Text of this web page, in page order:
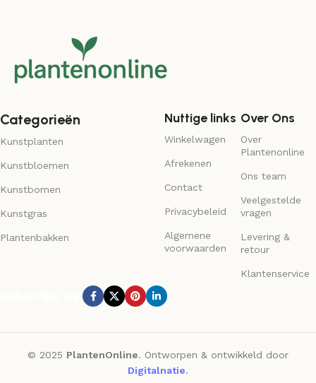
Categorieën
Kunstplanten
Kunstbloemen
Kunstbomen
Kunstgras
Plantenbakken
Nuttige links
Winkelwagen
Afrekenen
Contact
Privacybeleid
Algemene
voorwaarden
Over Ons
Over
Plantenonline
Ons team
Veelgestelde
vragen
Levering &
retour
Klantenservice
© 2025 PlantenOnline. Ontworpen & ontwikkeld door
Digitalnatie.